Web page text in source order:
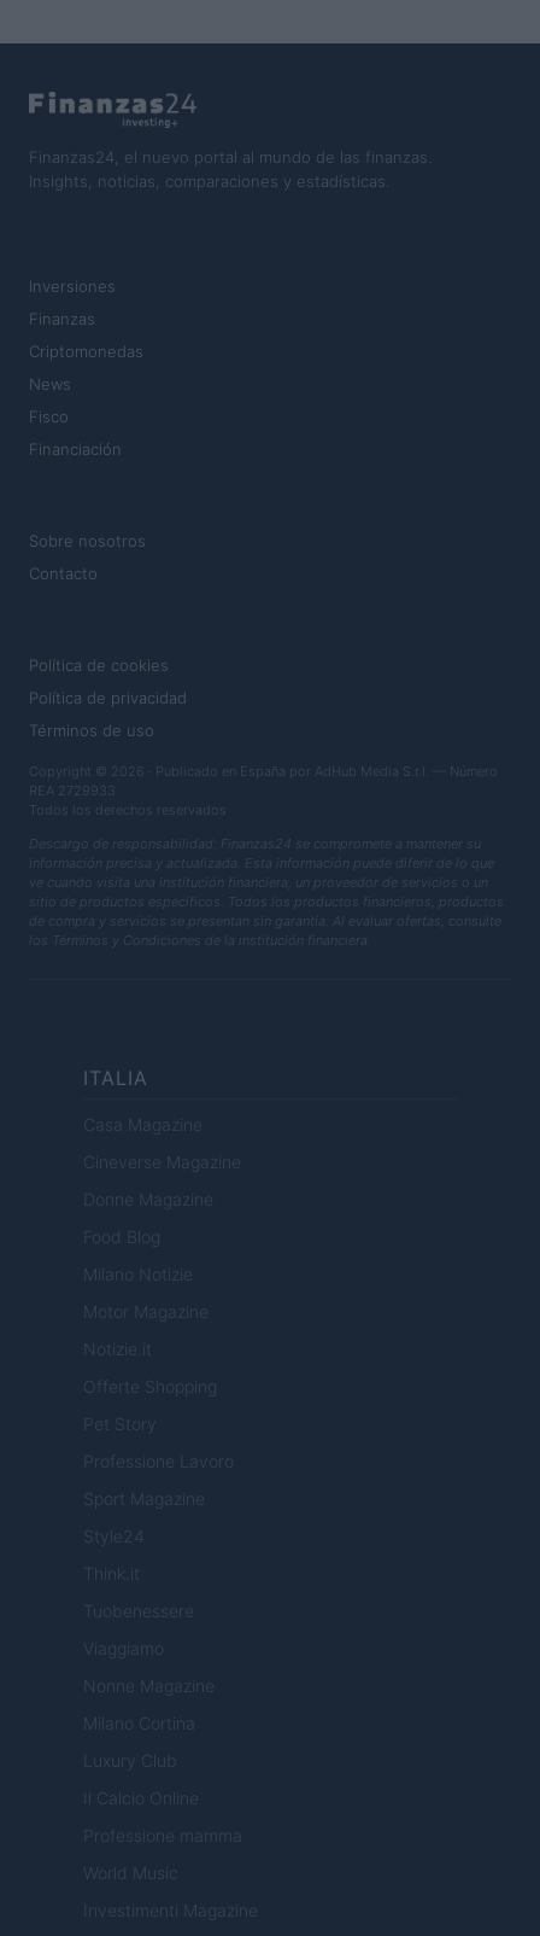
Finanzas24, el nuevo portal al mundo de las finanzas.
Insights, noticias, comparaciones y estadísticas.
Inversiones
Finanzas
Criptomonedas
News
Fisco
Financiación
Sobre nosotros
Contacto
Política de cookies
Política de privacidad
Términos de uso
Copyright © 2026 · Publicado en España por AdHub Media S.r.l. — Número
REA 2729933
Todos los derechos reservados
Descargo de responsabilidad: Finanzas24 se compromete a mantener su
información precisa y actualizada. Esta información puede diferir de lo que
ve cuando visita una institución financiera, un proveedor de servicios o un
sitio de productos específicos. Todos los productos financieros, productos
de compra y servicios se presentan sin garantía. Al evaluar ofertas, consulte
los Términos y Condiciones de la institución financiera.
ITALIA
Casa Magazine
Cineverse Magazine
Donne Magazine
Food Blog
Milano Notizie
Motor Magazine
Notizie.it
Offerte Shopping
Pet Story
Professione Lavoro
Sport Magazine
Style24
Think.it
Tuobenessere
Viaggiamo
Nonne Magazine
Milano Cortina
Luxury Club
Il Calcio Online
Professione mamma
World Music
Investimenti Magazine